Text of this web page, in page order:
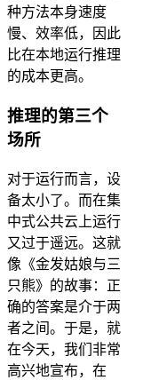
种方法本身速度
慢、效率低，因此
比在本地运行推理
的成本更高。
推理的第三个
场所
对于运行而言，设
备太小了。而在集
中式公共云上运行
又过于遥远。这就
像《金发姑娘与三
只熊》的故事：正
确的答案是介于两
者之间。于是，就
在今天，我们非常
高兴地宣布，在